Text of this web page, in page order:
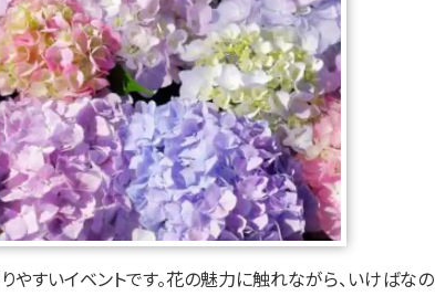
すいイベントです。花の魅力に触れながら、いけばなの